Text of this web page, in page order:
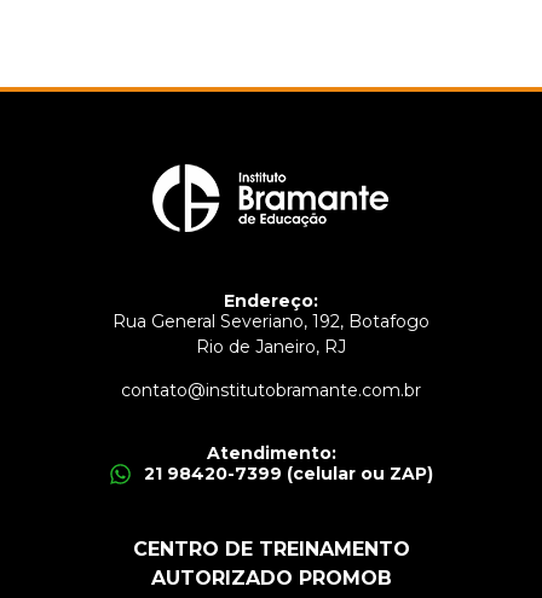
Endereço:
Rua General Severiano, 192, Botafogo
Rio de Janeiro, RJ
contato@institutobramante.com.br
Atendimento:
21 98420-7399 (celular ou ZAP)
CENTRO DE TREINAMENTO
AUTORIZADO PROMOB